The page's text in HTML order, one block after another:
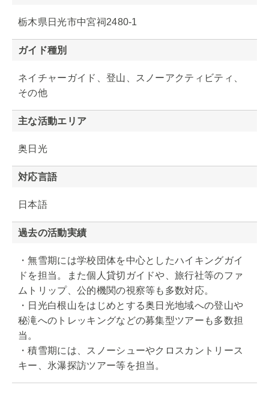
栃木県日光市中宮祠2480-1
ガイド種別
ネイチャーガイド、登山、スノーアクティビティ、
その他
主な活動エリア
奥日光
対応言語
日本語
過去の活動実績
・無雪期には学校団体を中心としたハイキングガイ
ドを担当。また個人貸切ガイドや、旅行社等のファ
ムトリップ、公的機関の視察等も多数対応。
・日光白根山をはじめとする奥日光地域への登山や
秘滝へのトレッキングなどの募集型ツアーも多数担
当。
・積雪期には、スノーシューやクロスカントリース
キー、氷瀑探訪ツアー等を担当。